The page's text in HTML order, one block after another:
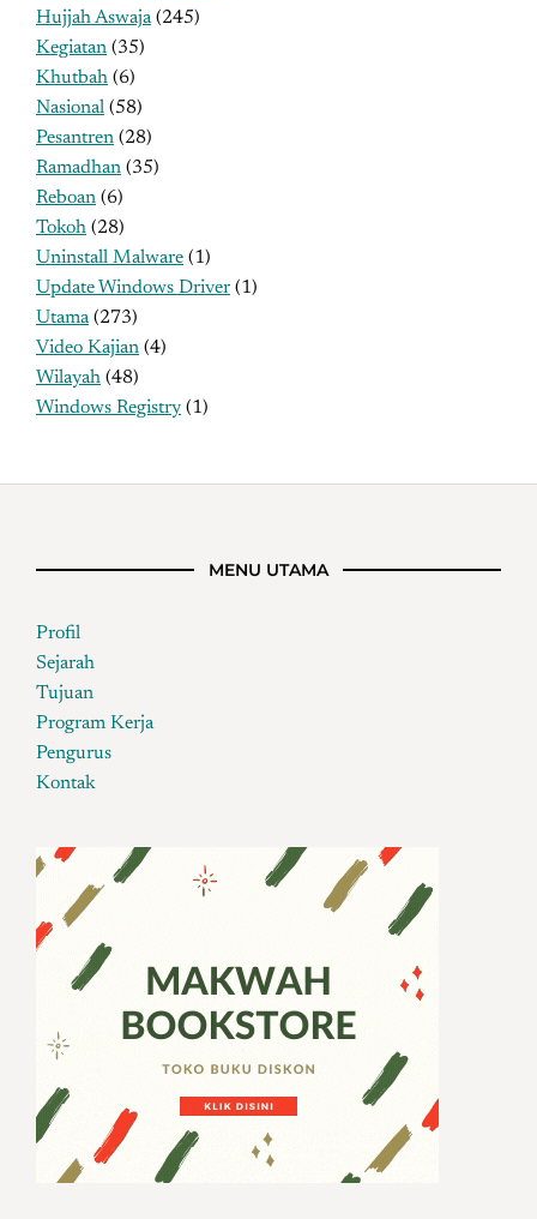
Hujjah Aswaja(245)
Kegiatan (35)
Khutbah (6)
Nasional (58)
Pesantren (28)
Ramadhan (35)
Reboan (6)
Tokoh (28)
Uninstall Malware (1)
Update Windows Driver (1)
Utama(273)
Video Kajian (4)
Wilayah (48)
Windows Registry (1)
MENU UTAMA
Profil
Sejarah
Tujuan
Program Kerja
Pengurus
Kontak